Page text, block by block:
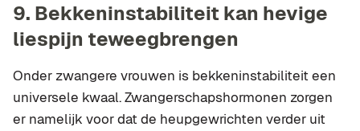
9. Bekkeninstabiliteit kan hevige
liespijn teweegbrengen
Onder zwangere vrouwen is bekkeninstabiliteit een
universele kwaal. Zwangerschapshormonen zorgen
er namelijk voor dat de heupgewrichten verder uit